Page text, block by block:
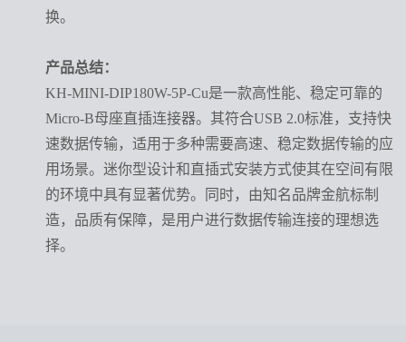
换。
产品总结：
KH-MINI-DIP180W-5P-Cu是一款高性能、稳定可靠的
Micro-B母座直插连接器。其符合USB 2.0标准，支持快
速数据传输，适用于多种需要高速、稳定数据传输的应
用场景。迷你型设计和直插式安装方式使其在空间有限
的环境中具有显著优势。同时，由知名品牌金航标制
造，品质有保障，是用户进行数据传输连接的理想选
择。